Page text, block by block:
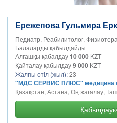
Ережепова Гульмира
Педиатр, Реабилитолог,
Балаларды қабылдайды
Алғашқы қабалдау10 000 KZT
Қайталау қабылдау9 000 KZT
Жалпы өтіл (жыл):23
"МДС СЕРВИС ПЛЮС" медицина
Қазақстан, Астана, Оң жағалау,